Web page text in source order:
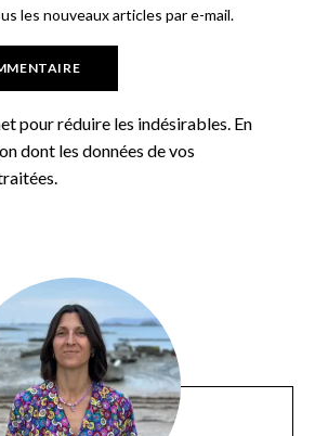
les nouveaux articles par e-mail.
pour réduire les indésirables. En
dont les données de vos
.